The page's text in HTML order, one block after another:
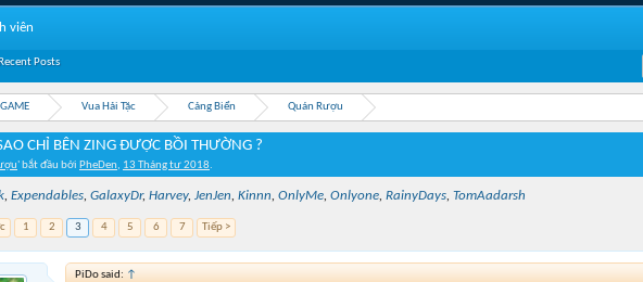
Vua Hải Tặc Cảng Biển Quán Rượu
CHỈ BÊN ZING ĐƯỢC BỒI THƯỜNG ?
' bắt đầu bởi PheDen, 13 Tháng tư 2018.
, Expendables, GalaxyDr, Harvey, JenJen, Kinnn, OnlyMe, Onlyone, RainyDays, TomAadarsh
1 2 3 4 5 6 7 Tiếp >
PiDo said: ↑
Recent Posts
viên